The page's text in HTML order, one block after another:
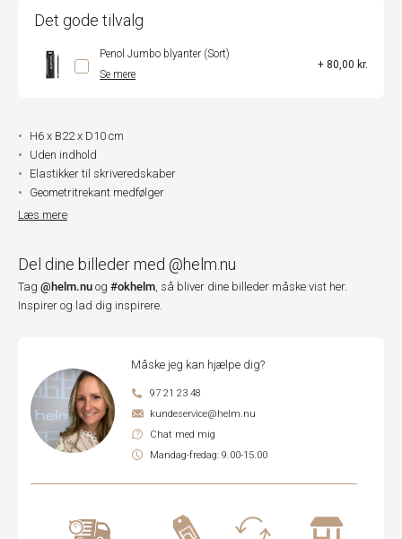
Det gode tilvalg
Penol Jumbo blyanter (Sort)
Se mere
+ 80,00 kr.
H6 x B22 x D10 cm
Uden indhold
Elastikker til skriveredskaber
Geometritrekant medfølger
Læs mere
Del dine billeder med @helm.nu
Tag @helm.nu og #okhelm, så bliver dine billeder måske vist her.
Inspirer og lad dig inspirere.
Måske jeg kan hjælpe dig?
97 21 23 48
kundeservice@helm.nu
Chat med mig
Mandag-fredag: 9.00-15.00